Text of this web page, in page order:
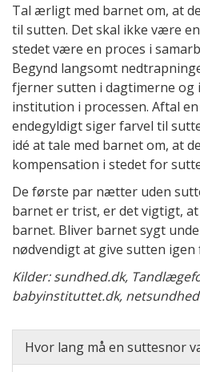
Tal ærligt med barnet om, at
til sutten. Det skal ikke være
stedet være en proces i
Begynd langsomt
fjerner sutten i dagtimerne og
institution i processen. Aftal
endegyldigt siger farvel til
idé at tale med barnet om, at
kompensation i stedet for
De første par nætter uden
barnet er trist, er det vigtigt,
barnet. Bliver barnet sygt
nødvendigt at give sutten
Kilder: sundhed.dk,
babyinstituttet.dk,
Hvor lang må en suttesnor